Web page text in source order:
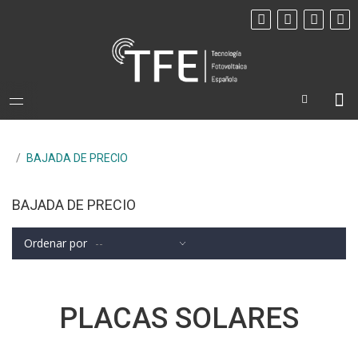
/ BAJADA DE PRECIO
BAJADA DE PRECIO
Ordenar por
PLACAS SOLARES